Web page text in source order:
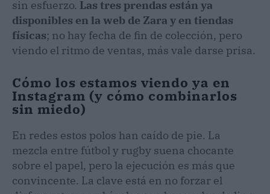
sin esfuerzo. Las tres prendas están ya
disponibles en la web de Zara y en tiendas
físicas; no hay fecha de fin de colección, pero
viendo el ritmo de ventas, más vale darse prisa.
Cómo los estamos viendo ya en
Instagram (y cómo combinarlos
sin miedo)
En redes estos polos han caído de pie. La
mezcla entre fútbol y rugby suena chocante
sobre el papel, pero la ejecución es más que
convincente. La clave está en no forzar el